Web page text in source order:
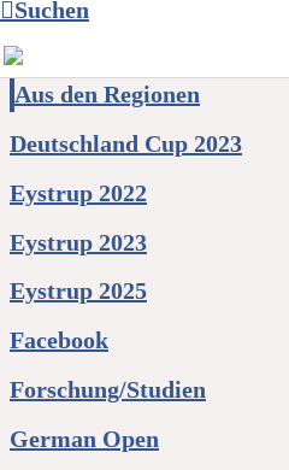
Suchen
Category
Aus den Regionen
Deutschland Cup 2023
Eystrup 2022
Eystrup 2023
Eystrup 2025
Facebook
Forschung/Studien
German Open